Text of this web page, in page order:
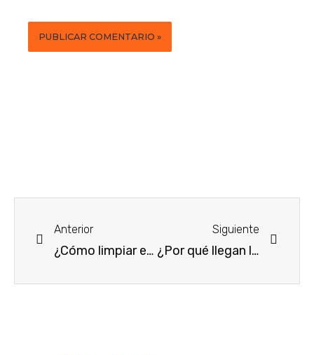
Anterior
¿Cómo limpiar excrementos de cucarachas?
Siguiente
¿Por qué llegan las chinches a una casa?